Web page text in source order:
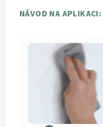
NÁVOD NA APLIKACI: